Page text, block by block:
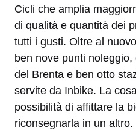
Cicli che amplia
di qualità e quantità dei
tutti i gusti. Oltre al
ben nove punti
del Brenta e ben otto
servite da Inbike. La
possibilità di affittare la
riconsegnarla in un altro.